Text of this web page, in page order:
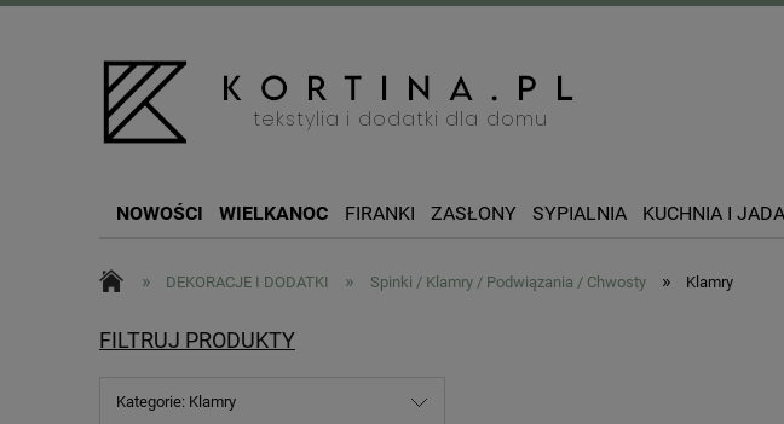
NOWOŚCI WIELKANOC FIRANKI ZASŁONY SYPIALNIA KUCHNIA I
» DEKORACJE I DODATKI » Spinki / Klamry / Podwiązania / Chwosty » Klamry
FILTRUJ PRODUKTY
Kategorie: Klamry